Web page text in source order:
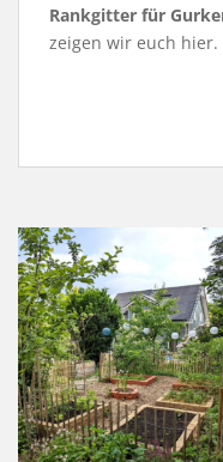
Rankgitter für
zeigen wir euch hier.